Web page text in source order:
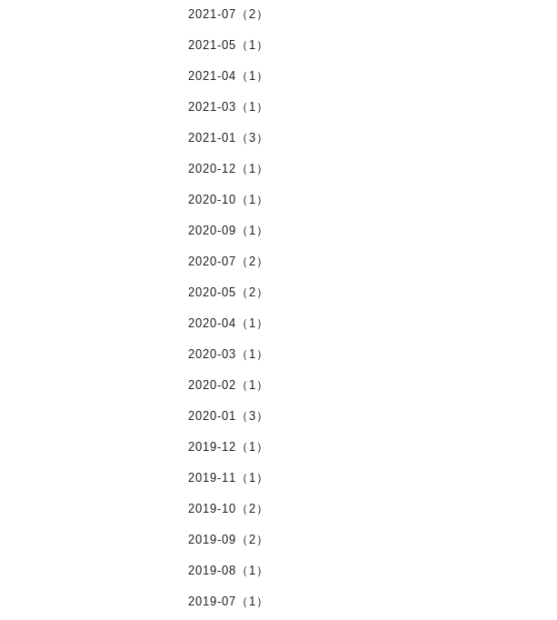
2021-07（2）
2021-05（1）
2021-04（1）
2021-03（1）
2021-01（3）
2020-12（1）
2020-10（1）
2020-09（1）
2020-07（2）
2020-05（2）
2020-04（1）
2020-03（1）
2020-02（1）
2020-01（3）
2019-12（1）
2019-11（1）
2019-10（2）
2019-09（2）
2019-08（1）
2019-07（1）